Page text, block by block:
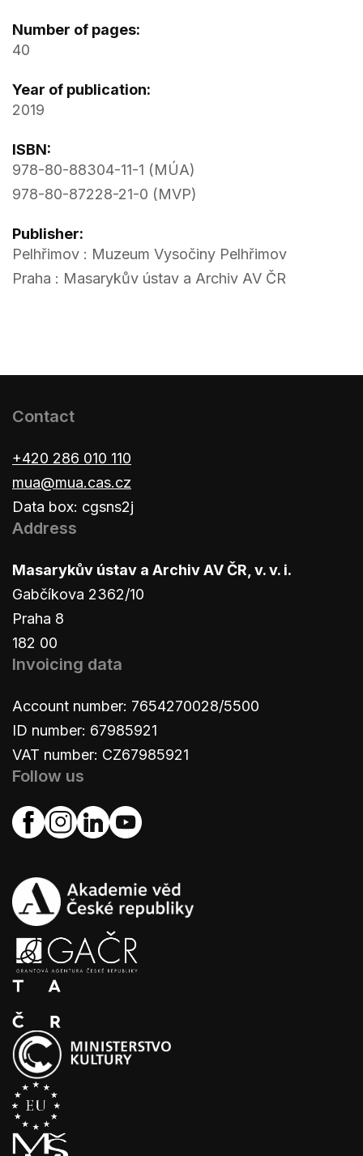
Number of pages:
40
Year of publication:
2019
ISBN:
978-80-88304-11-1 (MÚA)
978-80-87228-21-0 (MVP)
Publisher:
Pelhřimov : Muzeum Vysočiny Pelhřimov
Praha : Masarykův ústav a Archiv AV ČR
Contact
+420 286 010 110
mua@mua.cas.cz
Data box: cgsns2j
Address
Masarykův ústav a Archiv AV ČR, v. v. i.
Gabčíkova 2362/10
Praha 8
182 00
Invoicing data
Account number: 7654270028/5500
ID number: 67985921
VAT number: CZ67985921
Follow us